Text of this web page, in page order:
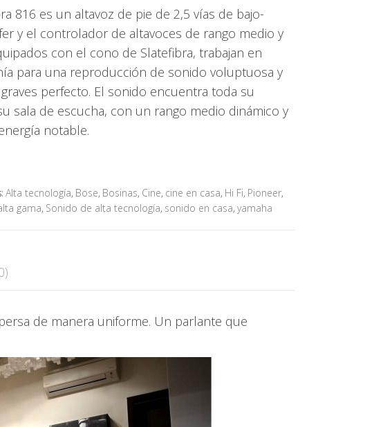
816 es un altavoz de pie de 2,5 vías de bajo-
y el controlador de altavoces de rango medio y
con el cono de Slatefibra, trabajan en
para una reproducción de sonido voluptuosa y
perfecto. El sonido encuentra toda su
sala de escucha, con un rango medio dinámico y
notable.
Alta tecnología, Bose, Bosinas, Cine, cine en casa, Hi Fi, Pioneer,
gama, Sonido de alta tecnología, sonido en casa, yamaha
de manera uniforme. Un parlante que